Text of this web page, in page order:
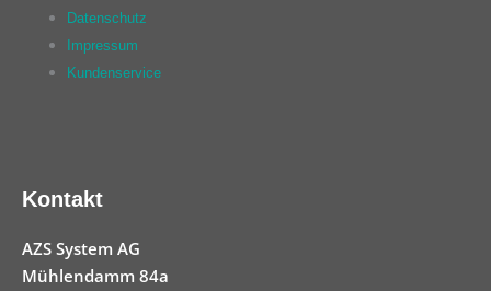
Datenschutz
Impressum
Kundenservice
Kontakt
AZS System AG
Mühlendamm 84a